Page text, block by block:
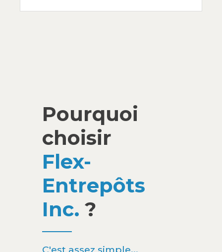
Pourquoi
choisir
Flex-
Entrepôts
Inc. ?
C'est assez simple...